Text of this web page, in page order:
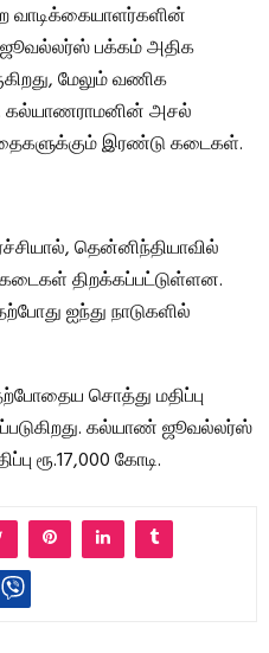
வாடிக்கையாளர்களின்
ஜூவல்லர்ஸ் பக்கம் அதிக
மேலும் வணிக
கல்யாணராமனின் அசல்
இரண்டு கடைகள்.
தென்னிந்தியாவில்
திறக்கப்பட்டுள்ளன.
ஐந்து நாடுகளில்
சொத்து மதிப்பு
கல்யாண் ஜூவல்லர்ஸ்
ரூ.17,000 கோடி.